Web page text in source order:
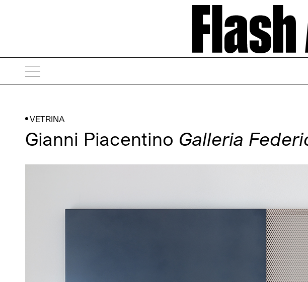
VETRINA
Gianni Piacentino Galleria